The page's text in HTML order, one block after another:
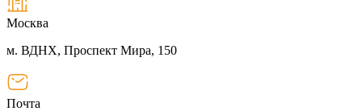
Москва
м. ВДНХ, Проспект Мира, 150
Почта